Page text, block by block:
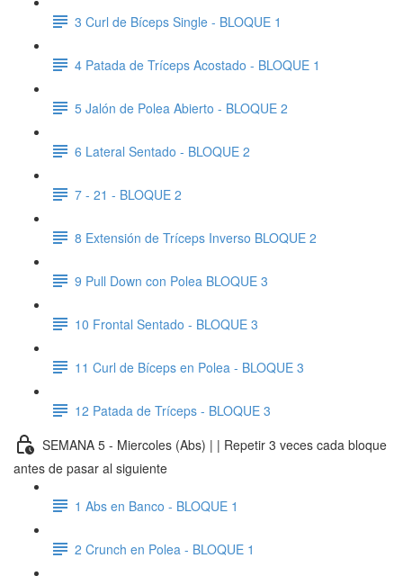
3 Curl de Bíceps Single - BLOQUE 1
4 Patada de Tríceps Acostado - BLOQUE 1
5 Jalón de Polea Abierto - BLOQUE 2
6 Lateral Sentado - BLOQUE 2
7 - 21 - BLOQUE 2
8 Extensión de Tríceps Inverso BLOQUE 2
9 Pull Down con Polea BLOQUE 3
10 Frontal Sentado - BLOQUE 3
11 Curl de Bíceps en Polea - BLOQUE 3
12 Patada de Tríceps - BLOQUE 3
SEMANA 5 - Miercoles (Abs) | | Repetir 3 veces cada bloque
antes de pasar al siguiente
1 Abs en Banco - BLOQUE 1
2 Crunch en Polea - BLOQUE 1